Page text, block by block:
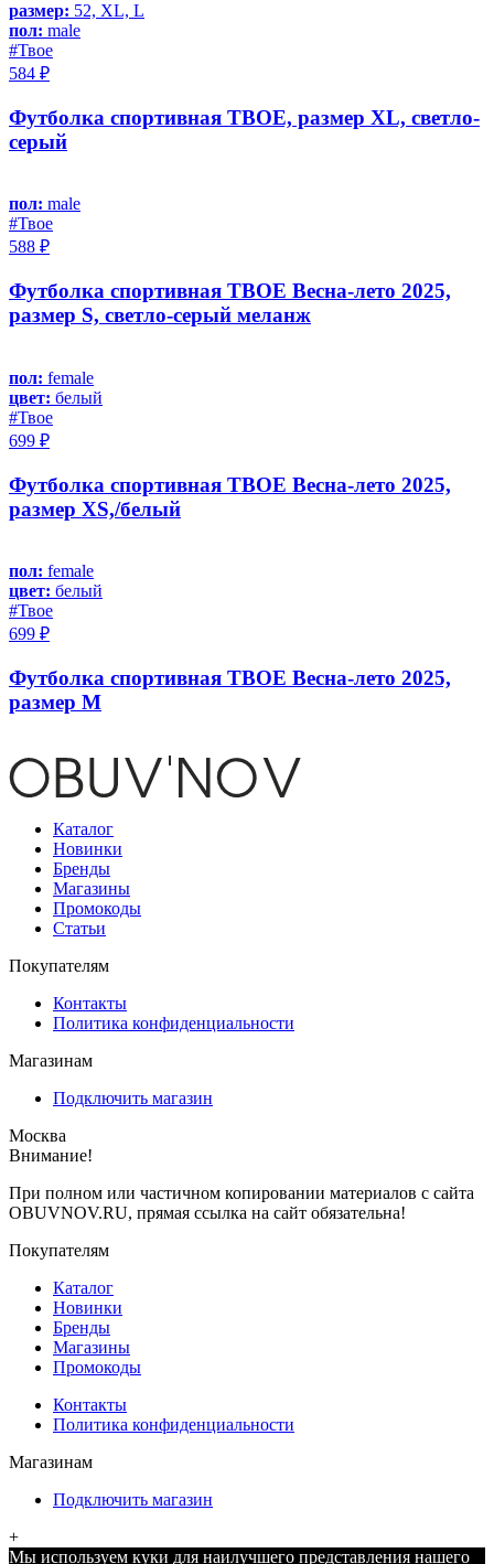
размер: 52, XL, L
пол: male
#Твое
584 ₽
Футболка спортивная ТВОЕ, размер XL, светло-
серый
пол: male
#Твое
588 ₽
Футболка спортивная ТВОЕ Весна-лето 2025,
размер S, светло-серый меланж
пол: female
цвет: белый
#Твое
699 ₽
Футболка спортивная ТВОЕ Весна-лето 2025,
размер XS,/белый
пол: female
цвет: белый
#Твое
699 ₽
Футболка спортивная ТВОЕ Весна-лето 2025,
размер M
Каталог
Новинки
Бренды
Магазины
Промокоды
Статьи
Покупателям
Контакты
Политика конфиденциальности
Магазинам
Подключить магазин
Москва
Внимание!
При полном или частичном копировании материалов с сайта
OBUVNOV.RU, прямая ссылка на сайт обязательна!
Покупателям
Каталог
Новинки
Бренды
Магазины
Промокоды
Контакты
Политика конфиденциальности
Магазинам
Подключить магазин
+
Мы используем куки для наилучшего представления нашего